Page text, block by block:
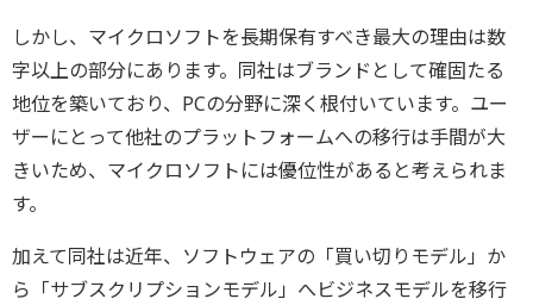
しかし、マイクロソフトを長期保有すべき最大の理由は数
字以上の部分にあります。同社はブランドとして確固たる
地位を築いており、PCの分野に深く根付いています。ユー
ザーにとって他社のプラットフォームへの移行は手間が大
きいため、マイクロソフトには優位性があると考えられま
す。
加えて同社は近年、ソフトウェアの「買い切りモデル」か
ら「サブスクリプションモデル」へビジネスモデルを移行